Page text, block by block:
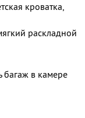
кроватка,
раскладной
багаж в камере